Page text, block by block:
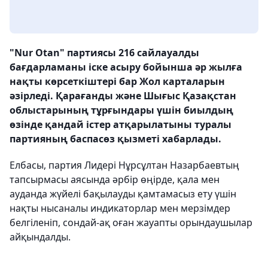
"Nur Otan" партиясы 216 сайлауалды
бағдарламаны іске асыру бойынша әр жылға
нақты көрсеткіштері бар Жол карталарын
әзірледі. Қарағанды және Шығыс Қазақстан
облыстарының тұрғындары үшін биылдың
өзінде қандай істер атқарылатыны туралы
партияның баспасөз қызметі хабарлады.
Елбасы, партия Лидері Нұрсұлтан Назарбаевтың
тапсырмасы аясында әрбір өңірде, қала мен
ауданда жүйелі бақылауды қамтамасыз ету үшін
нақты нысаналы индикаторлар мен мерзімдер
белгіленіп, сондай-ақ оған жауапты орындаушылар
айқындалды.